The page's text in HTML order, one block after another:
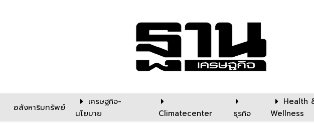
อสังหาริมทรัพย์
เศรษฐกิจ-
นโยบาย
Climatecenter ธุรกิจ
Health
Wellness